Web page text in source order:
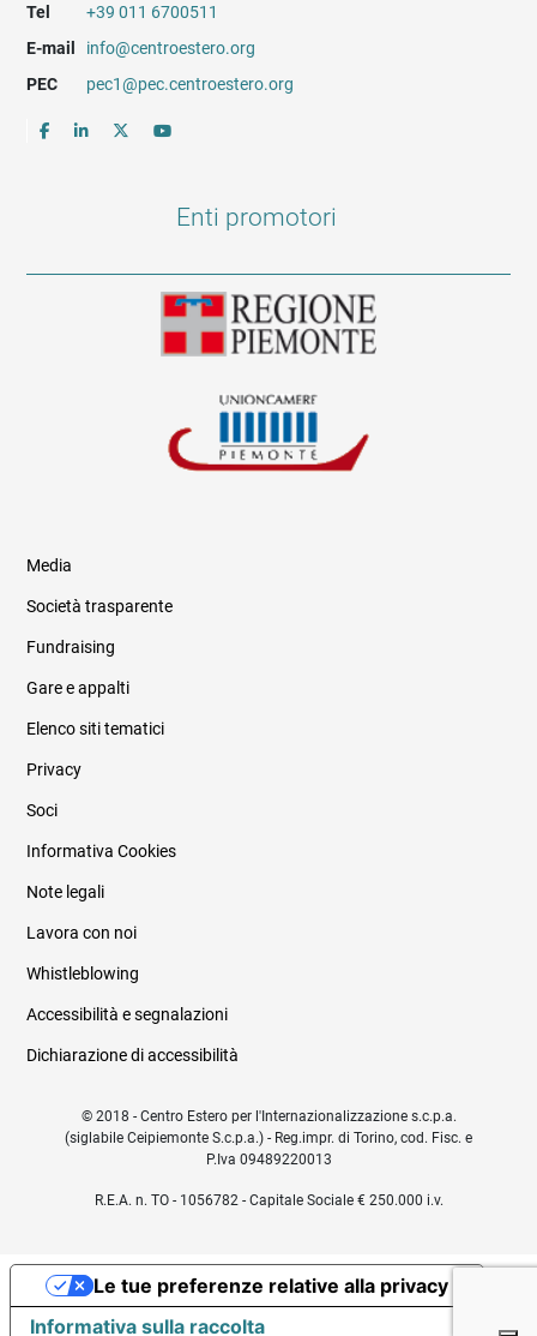
Tel
+39 011 6700511
E-mail
info@centroestero.org
PEC
pec1@pec.centroestero.org
Enti promotori
Informazioni legali e trasparenza
Media
Società trasparente
Fundraising
Gare e appalti
Elenco siti tematici
Privacy
Soci
Informativa Cookies
Note legali
Lavora con noi
Whistleblowing
Accessibilità e segnalazioni
Dichiarazione di accessibilità
© 2018 - Centro Estero per l'Internazionalizzazione s.c.p.a.
(siglabile Ceipiemonte S.c.p.a.) - Reg.impr. di Torino, cod. Fisc. e
P.Iva 09489220013
R.E.A. n. TO - 1056782 - Capitale Sociale € 250.000 i.v.
Informativa sulla raccolta
Le tue preferenze relative alla privacy